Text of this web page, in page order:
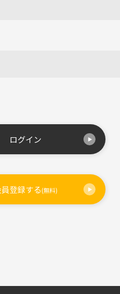
ログイン
登録する(無料)